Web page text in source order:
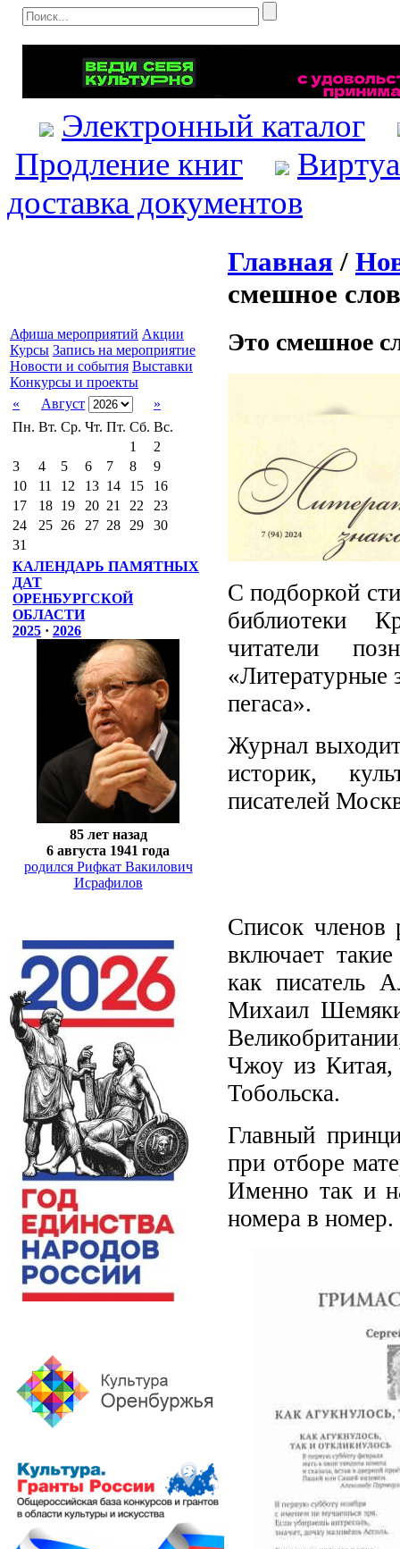
Электронный каталог
Продление книг
доставка документов
Афиша мероприятий Акции
Курсы Запись на мероприятие
Новости и события Выставки
Конкурсы и проекты
«
Август
»
Пн. Вт. Ср. Чт. Пт. Сб. Вс.
1
2
3
4 5 6 7 8
9
10
11 12 13 14 15
16
17
18 19 20 21 22
23
24
25 26 27 28 29
30
31
КАЛЕНДАРЬ ПАМЯТНЫХ
ДАТ
ОРЕНБУРГСКОЙ
ОБЛАСТИ
2025 · 2026
85 лет назад
6 августа 1941 года
родился Рифкат Вакилович
Исрафилов
Главная /
смешное
Это смешное
С подборкой
библиотеки
читатели
«Литературные
пегаса».
Журнал
историк,
писателей
Список членов
включает
как писатель
Михаил
Чжоу из Китая,
Тобольска.
Главный
при отборе
Именно так и
номера в номер.